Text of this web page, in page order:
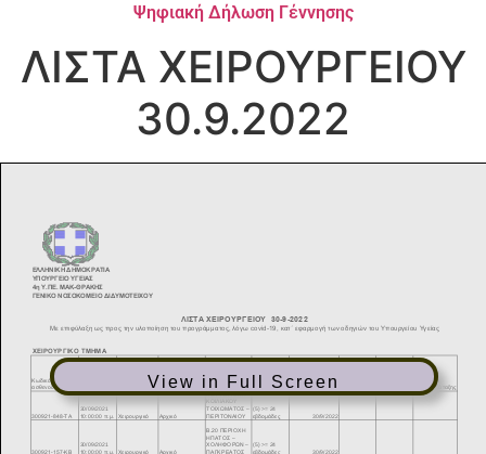
Ψηφιακή Δήλωση Γέννησης
ΛΙΣΤΑ ΧΕΙΡΟΥΡΓΕΙΟΥ
30.9.2022
View in Full Screen